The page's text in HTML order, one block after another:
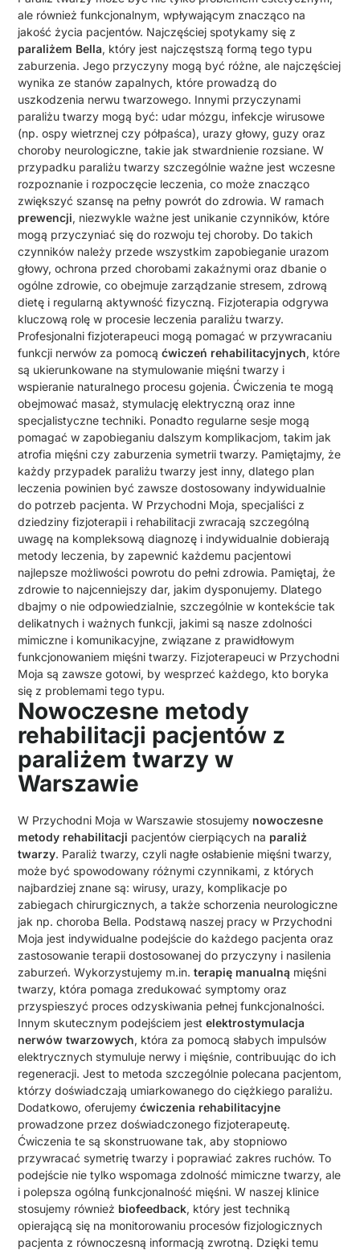
ale również funkcjonalnym, wpływającym znacząco na
jakość życia pacjentów. Najczęściej spotykamy się z
paraliżem Bella, który jest najczęstszą formą tego typu
zaburzenia. Jego przyczyny mogą być różne, ale najczęściej
wynika ze stanów zapalnych, które prowadzą do
uszkodzenia nerwu twarzowego. Innymi przyczynami
paraliżu twarzy mogą być: udar mózgu, infekcje wirusowe
(np. ospy wietrznej czy półpaśca), urazy głowy, guzy oraz
choroby neurologiczne, takie jak stwardnienie rozsiane. W
przypadku paraliżu twarzy szczególnie ważne jest wczesne
rozpoznanie i rozpoczęcie leczenia, co może znacząco
zwiększyć szansę na pełny powrót do zdrowia. W ramach
prewencji, niezwykle ważne jest unikanie czynników, które
mogą przyczyniać się do rozwoju tej choroby. Do takich
czynników należy przede wszystkim zapobieganie urazom
głowy, ochrona przed chorobami zakaźnymi oraz dbanie o
ogólne zdrowie, co obejmuje zarządzanie stresem, zdrową
dietę i regularną aktywność fizyczną. Fizjoterapia odgrywa
kluczową rolę w procesie leczenia paraliżu twarzy.
Profesjonalni fizjoterapeuci mogą pomagać w przywracaniu
funkcji nerwów za pomocąćwiczeń rehabilitacyjnych, które
są ukierunkowane na stymulowanie mięśni twarzy i
wspieranie naturalnego procesu gojenia. Ćwiczenia te mogą
obejmować masaż, stymulację elektryczną oraz inne
specjalistyczne techniki. Ponadto regularne sesje mogą
pomagać w zapobieganiu dalszym komplikacjom, takim jak
atrofia mięśni czy zaburzenia symetrii twarzy. Pamiętajmy, że
każdy przypadek paraliżu twarzy jest inny, dlatego plan
leczenia powinien być zawsze dostosowany indywidualnie
do potrzeb pacjenta. W Przychodni Moja, specjaliści z
dziedziny fizjoterapii i rehabilitacji zwracają szczególną
uwagę na kompleksową diagnozę i indywidualnie dobierają
metody leczenia, by zapewnić każdemu pacjentowi
najlepsze możliwości powrotu do pełni zdrowia. Pamiętaj, że
zdrowie to najcenniejszy dar, jakim dysponujemy. Dlatego
dbajmy o nie odpowiedzialnie, szczególnie w kontekście tak
delikatnych i ważnych funkcji, jakimi są nasze zdolności
mimiczne i komunikacyjne, związane z prawidłowym
funkcjonowaniem mięśni twarzy. Fizjoterapeuci w Przychodni
Moja są zawsze gotowi, by wesprzeć każdego, kto boryka
się z problemami tego typu.
Nowoczesne metody
rehabilitacji pacjentów z
paraliżem twarzy w
Warszawie
W Przychodni Moja w Warszawie stosujemy nowoczesne
metody rehabilitacji pacjentów cierpiących na paraliż
twarzy. Paraliż twarzy, czyli nagłe osłabienie mięśni twarzy,
może być spowodowany różnymi czynnikami, z których
najbardziej znane są: wirusy, urazy, komplikacje po
zabiegach chirurgicznych, a także schorzenia neurologiczne
jak np. choroba Bella. Podstawą naszej pracy w Przychodni
Moja jest indywidualne podejście do każdego pacjenta oraz
zastosowanie terapii dostosowanej do przyczyny i nasilenia
zaburzeń. Wykorzystujemy m.in.terapię manualną mięśni
twarzy, która pomaga zredukować symptomy oraz
przyspieszyć proces odzyskiwania pełnej funkcjonalności.
Innym skutecznym podejściem jestelektrostymulacja
nerwów twarzowych, która za pomocą słabych impulsów
elektrycznych stymuluje nerwy i mięśnie, contribuując do ich
regeneracji. Jest to metoda szczególnie polecana pacjentom,
którzy doświadczają umiarkowanego do ciężkiego paraliżu.
Dodatkowo, oferujemyćwiczenia rehabilitacyjne
prowadzone przez doświadczonego fizjoterapeutę.
Ćwiczenia te są skonstruowane tak, aby stopniowo
przywracać symetrię twarzy i poprawiać zakres ruchów. To
podejście nie tylko wspomaga zdolność mimiczne twarzy, ale
i polepsza ogólną funkcjonalność mięśni. W naszej klinice
stosujemy również biofeedback, który jest techniką
opierającą się na monitorowaniu procesów fizjologicznych
pacjenta z równoczesną informacją zwrotną. Dzięki temu